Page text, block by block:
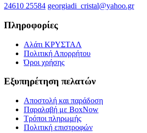
24610 25584 georgiadi_cristal@yahoo.gr
Πληροφορίες
Αλάτι ΚΡΥΣΤΑΛ
Πολιτική Απορρήτου
Όροι χρήσης
Εξυπηρέτηση πελατών
Αποστολή και παράδοση
Παραλαβή με BoxNow
Τρόποι πληρωμής
Πολιτική επιστροφών